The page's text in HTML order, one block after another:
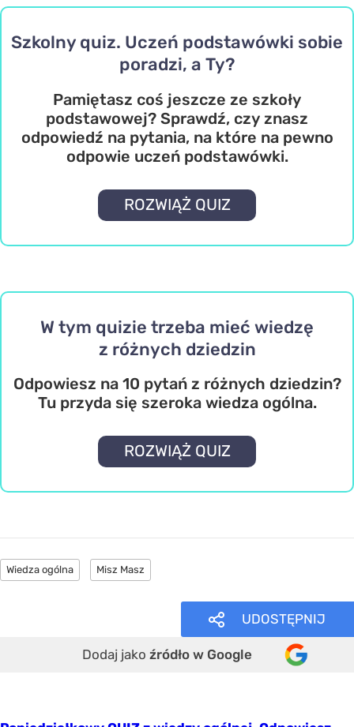
Szkolny quiz. Uczeń podstawówki sobie
poradzi, a Ty?
Pamiętasz coś jeszcze ze szkoły
podstawowej? Sprawdź, czy znasz
odpowiedź na pytania, na które na pewno
odpowie uczeń podstawówki.
ROZWIĄŻ QUIZ
W tym quizie trzeba mieć wiedzę
z różnych dziedzin
Odpowiesz na 10 pytań z różnych dziedzin?
Tu przyda się szeroka wiedza ogólna.
ROZWIĄŻ QUIZ
Wiedza ogólna Misz Masz
UDOSTĘPNIJ
Dodaj jako źródło w Google